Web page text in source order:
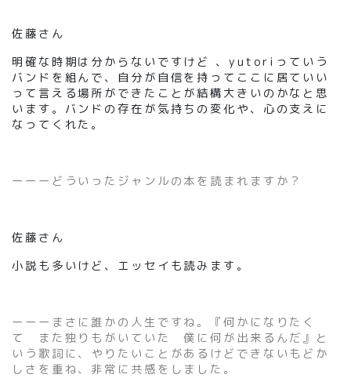
佐藤さん
明確な時期は分からないですけど 、yutoriっていう
バンドを組んで、自分が自信を持ってここに居ていい
って言える場所ができたことが結構大きいのかなと思
います。バンドの存在が気持ちの変化や、心の支えに
なってくれた。
ーーーどういったジャンルの本を読まれますか？
佐藤さん
小説も多いけど、エッセイも読みます。
ーーーまさに誰かの人生ですね。『何かになりたく
て また独りもがいていた 僕に何が出来るんだ』と
いう歌詞に、やりたいことがあるけどできないもどか
しさを重ね、非常に共感をしました。